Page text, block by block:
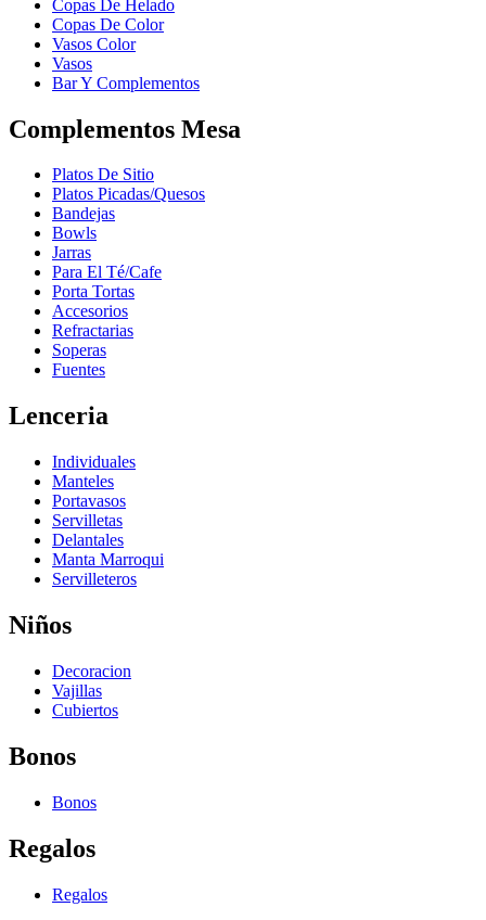
Copas De Helado
Copas De Color
Vasos Color
Vasos
Bar Y Complementos
Complementos Mesa
Platos De Sitio
Platos Picadas/Quesos
Bandejas
Bowls
Jarras
Para El Té/Cafe
Porta Tortas
Accesorios
Refractarias
Soperas
Fuentes
Lenceria
Individuales
Manteles
Portavasos
Servilletas
Delantales
Manta Marroqui
Servilleteros
Niños
Decoracion
Vajillas
Cubiertos
Bonos
Bonos
Regalos
Regalos